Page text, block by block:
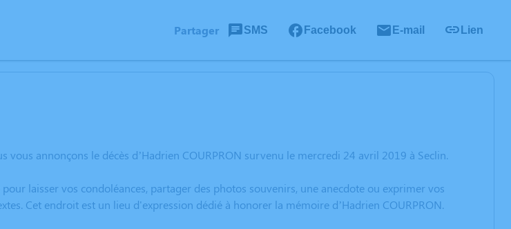
Partager SMS Facebook E-mail Lien
vous annonçons le décès d’Hadrien COURPRON survenu le mercredi 24 avril 2019 à Seclin.
laisser vos condoléances, partager des photos souvenirs, une anecdote ou exprimer vos
Cet endroit est un lieu d'expression dédié à honorer la mémoire d’Hadrien COURPRON.